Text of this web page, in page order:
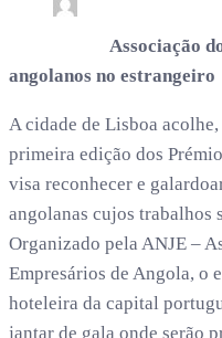
Associação
angolanos no estrangeiro
A cidade de Lisboa
primeira edição dos
visa reconhecer e
angolanas cujos trabalhos
Organizado pela ANJE –
Empresários de Angola, o
hoteleira da capital
jantar de gala onde serão